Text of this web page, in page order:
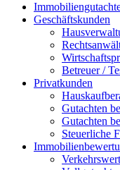
Geschäftskunden
Betreuer /
Privatkunden
Gutachten
Gutachten
Steuerliche